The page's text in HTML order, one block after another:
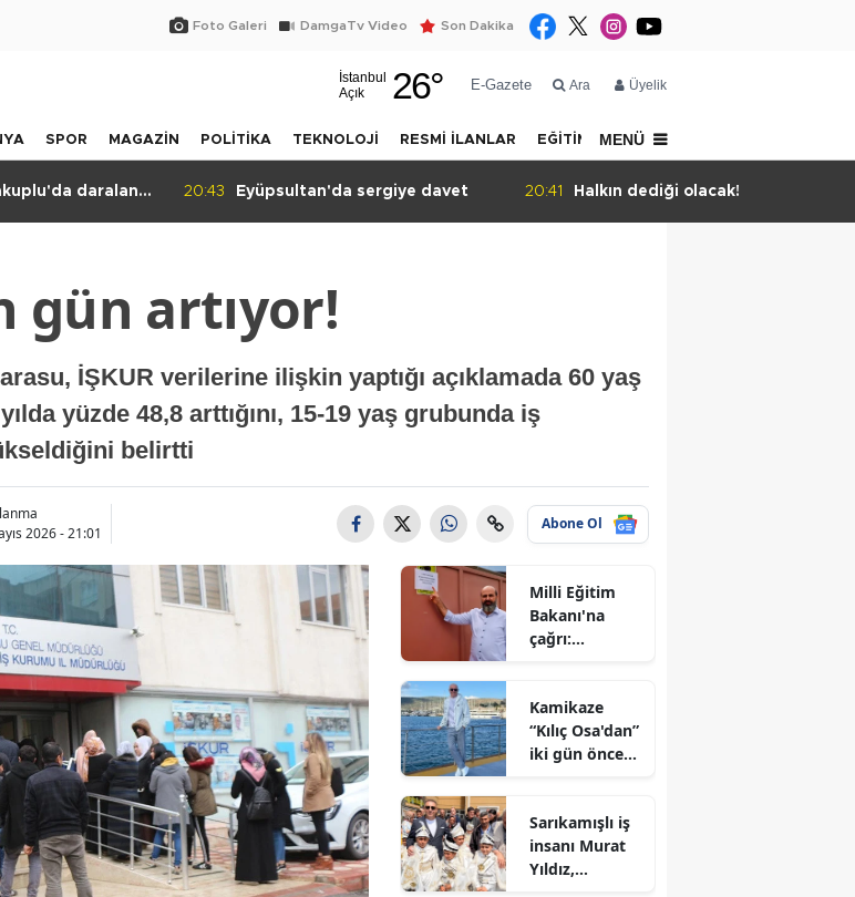
Foto Galeri DamgaTv Video Son Dakika
İstanbul
Açık
26° E-Gazete Ara Üyelik
SPOR MAGAZİN POLİTİKA TEKNOLOJİ RESMİ İLANLAR EĞİTİM YAZARLAR
MENÜ
daralan
20:43 Eyüpsultan'da sergiye davet 20:41 Halkın dediği olacak!
gün artıyor!
İŞKUR verilerine ilişkin yaptığı açıklamada 60 yaş
yüzde 48,8 arttığını, 15-19 yaş grubunda iş
belirtti
2026 - 21:01
Abone Ol
Milli Eğitim
Bakanı'na
çağrı:
konuşalım!
Kamikaze
“Kılıç Osa'dan”
iki gün önce
kaçan 2 firari
nereye sızdı?
Sarıkamışlı iş
insanı Murat
Yıldız,